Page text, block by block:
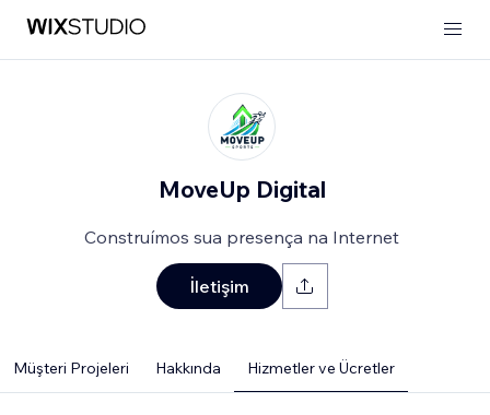
MoveUp Digital
Construímos sua presença na Internet
İletişim
Müşteri Projeleri Hakkında Hizmetler ve Ücretler